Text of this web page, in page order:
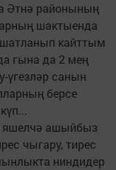
Әтнә районының
шактыенда
шатланып кайттым
гына да 2 мең
үгезләр санын
берсе
яшелчә ашыйбыз
чыгару, тирес
ниндидер